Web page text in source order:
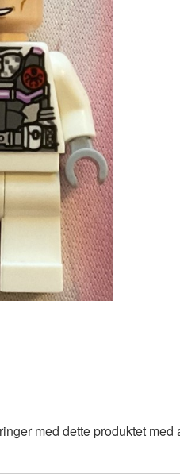
med dette produktet med